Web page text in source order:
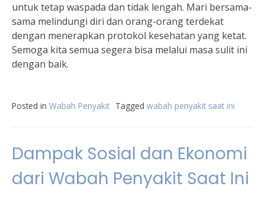
untuk tetap waspada dan tidak lengah. Mari bersama-
sama melindungi diri dan orang-orang terdekat
dengan menerapkan protokol kesehatan yang ketat.
Semoga kita semua segera bisa melalui masa sulit ini
dengan baik.
Posted in Wabah Penyakit Tagged wabah penyakit saat ini
Dampak Sosial dan Ekonomi
dari Wabah Penyakit Saat Ini